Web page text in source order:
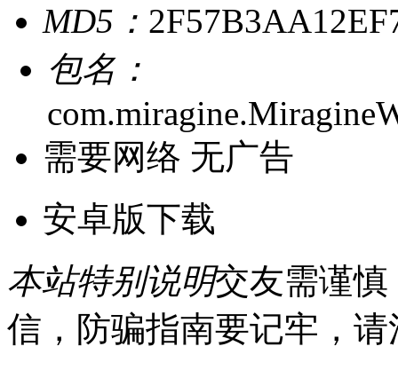
MD5：
包名：
需要网络 无广告
安卓版下载
本站特别说明交友需谨
信，防骗指南要记牢，